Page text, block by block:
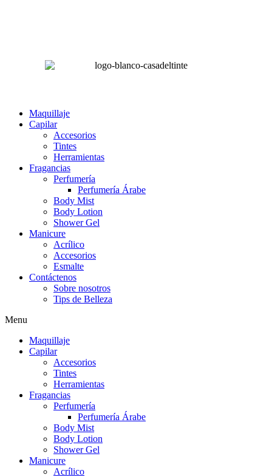
Maquillaje
Capilar
Accesorios
Tintes
Herramientas
Fragancias
Perfumería
Perfumería Árabe
Body Mist
Body Lotion
Shower Gel
Manicure
Acrílico
Accesorios
Esmalte
Contáctenos
Sobre nosotros
Tips de Belleza
Menu
Maquillaje
Capilar
Accesorios
Tintes
Herramientas
Fragancias
Perfumería
Perfumería Árabe
Body Mist
Body Lotion
Shower Gel
Manicure
Acrílico